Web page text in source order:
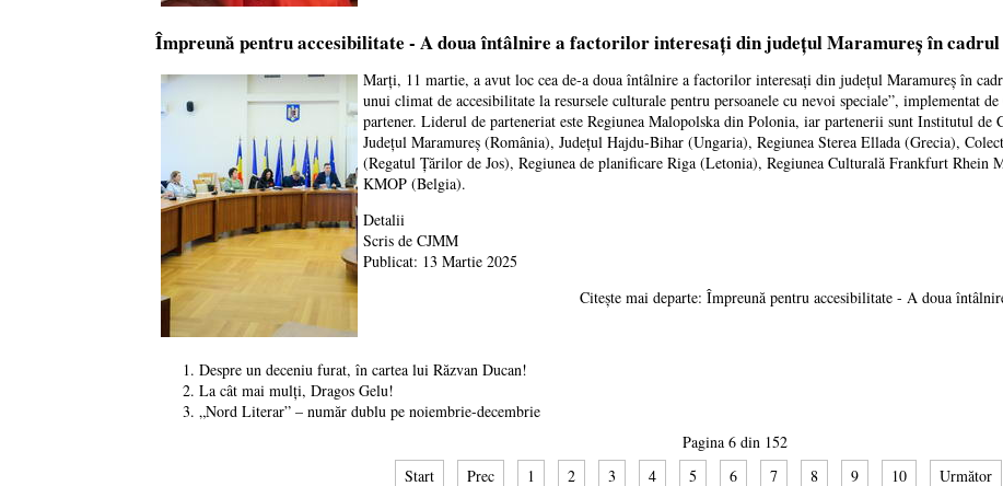
Împreună pentru accesibilitate - A doua întâlnire a factorilor interesați din județul Maramureș în
Marți, 11 martie, a avut loc cea de-a doua întâlnire a factorilor interesați din județul Maramureș în
unui climat de accesibilitate la resursele culturale pentru persoanele cu nevoi speciale”, implementat
partener. Liderul de parteneriat este Regiunea Malopolska din Polonia, iar partenerii sunt Institutul
Județul Maramureș (România), Județul Hajdu-Bihar (Ungaria), Regiunea Sterea Ellada (Grecia),
(Regatul Țărilor de Jos), Regiunea de planificare Riga (Letonia), Regiunea Culturală Frankfurt
KMOP (Belgia).
Detalii
Scris de CJMM
Publicat: 13 Martie 2025
Citește mai departe: Împreună pentru accesibilitate - A doua
Despre un deceniu furat, în cartea lui Răzvan Ducan!
La cât mai mulți, Dragos Gelu!
„Nord Literar” – număr dublu pe noiembrie-decembrie
Pagina 6 din 152
Start
Prec 1 2 3 4 5 6 7 8 9 10 Următor